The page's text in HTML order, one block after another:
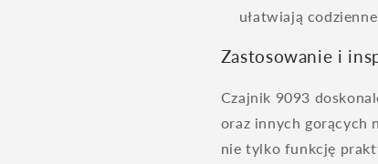
ułatwiają
Zastosowanie i
Czajnik 9093
oraz innych gorących
nie tylko funkcję